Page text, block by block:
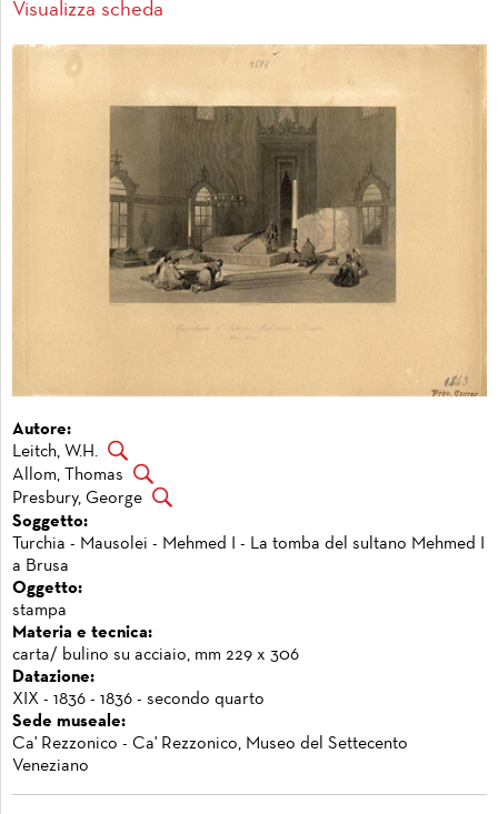
Visualizza scheda
Autore:
Leitch, W.H.
Allom, Thomas
Presbury, George
Soggetto:
Turchia - Mausolei - Mehmed I - La tomba del sultano Mehmed I
a Brusa
Oggetto:
stampa
Materia e tecnica:
carta/ bulino su acciaio, mm 229 x 306
Datazione:
XIX - 1836 - 1836 - secondo quarto
Sede museale:
Ca' Rezzonico - Ca' Rezzonico, Museo del Settecento
Veneziano